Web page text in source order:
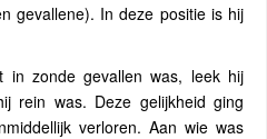
gevallene). In deze positie is hij
in zonde gevallen was, leek hij
rein was. Deze gelijkheid ging
verloren. Aan wie was